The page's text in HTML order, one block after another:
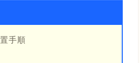
手順